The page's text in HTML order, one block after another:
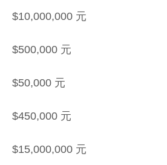
$10,000,000 元
$500,000 元
$50,000 元
$450,000 元
$15,000,000 元